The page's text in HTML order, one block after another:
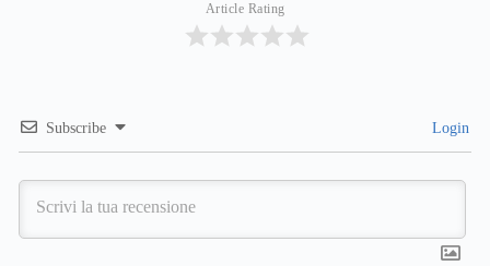
Article Rating
Subscribe Login